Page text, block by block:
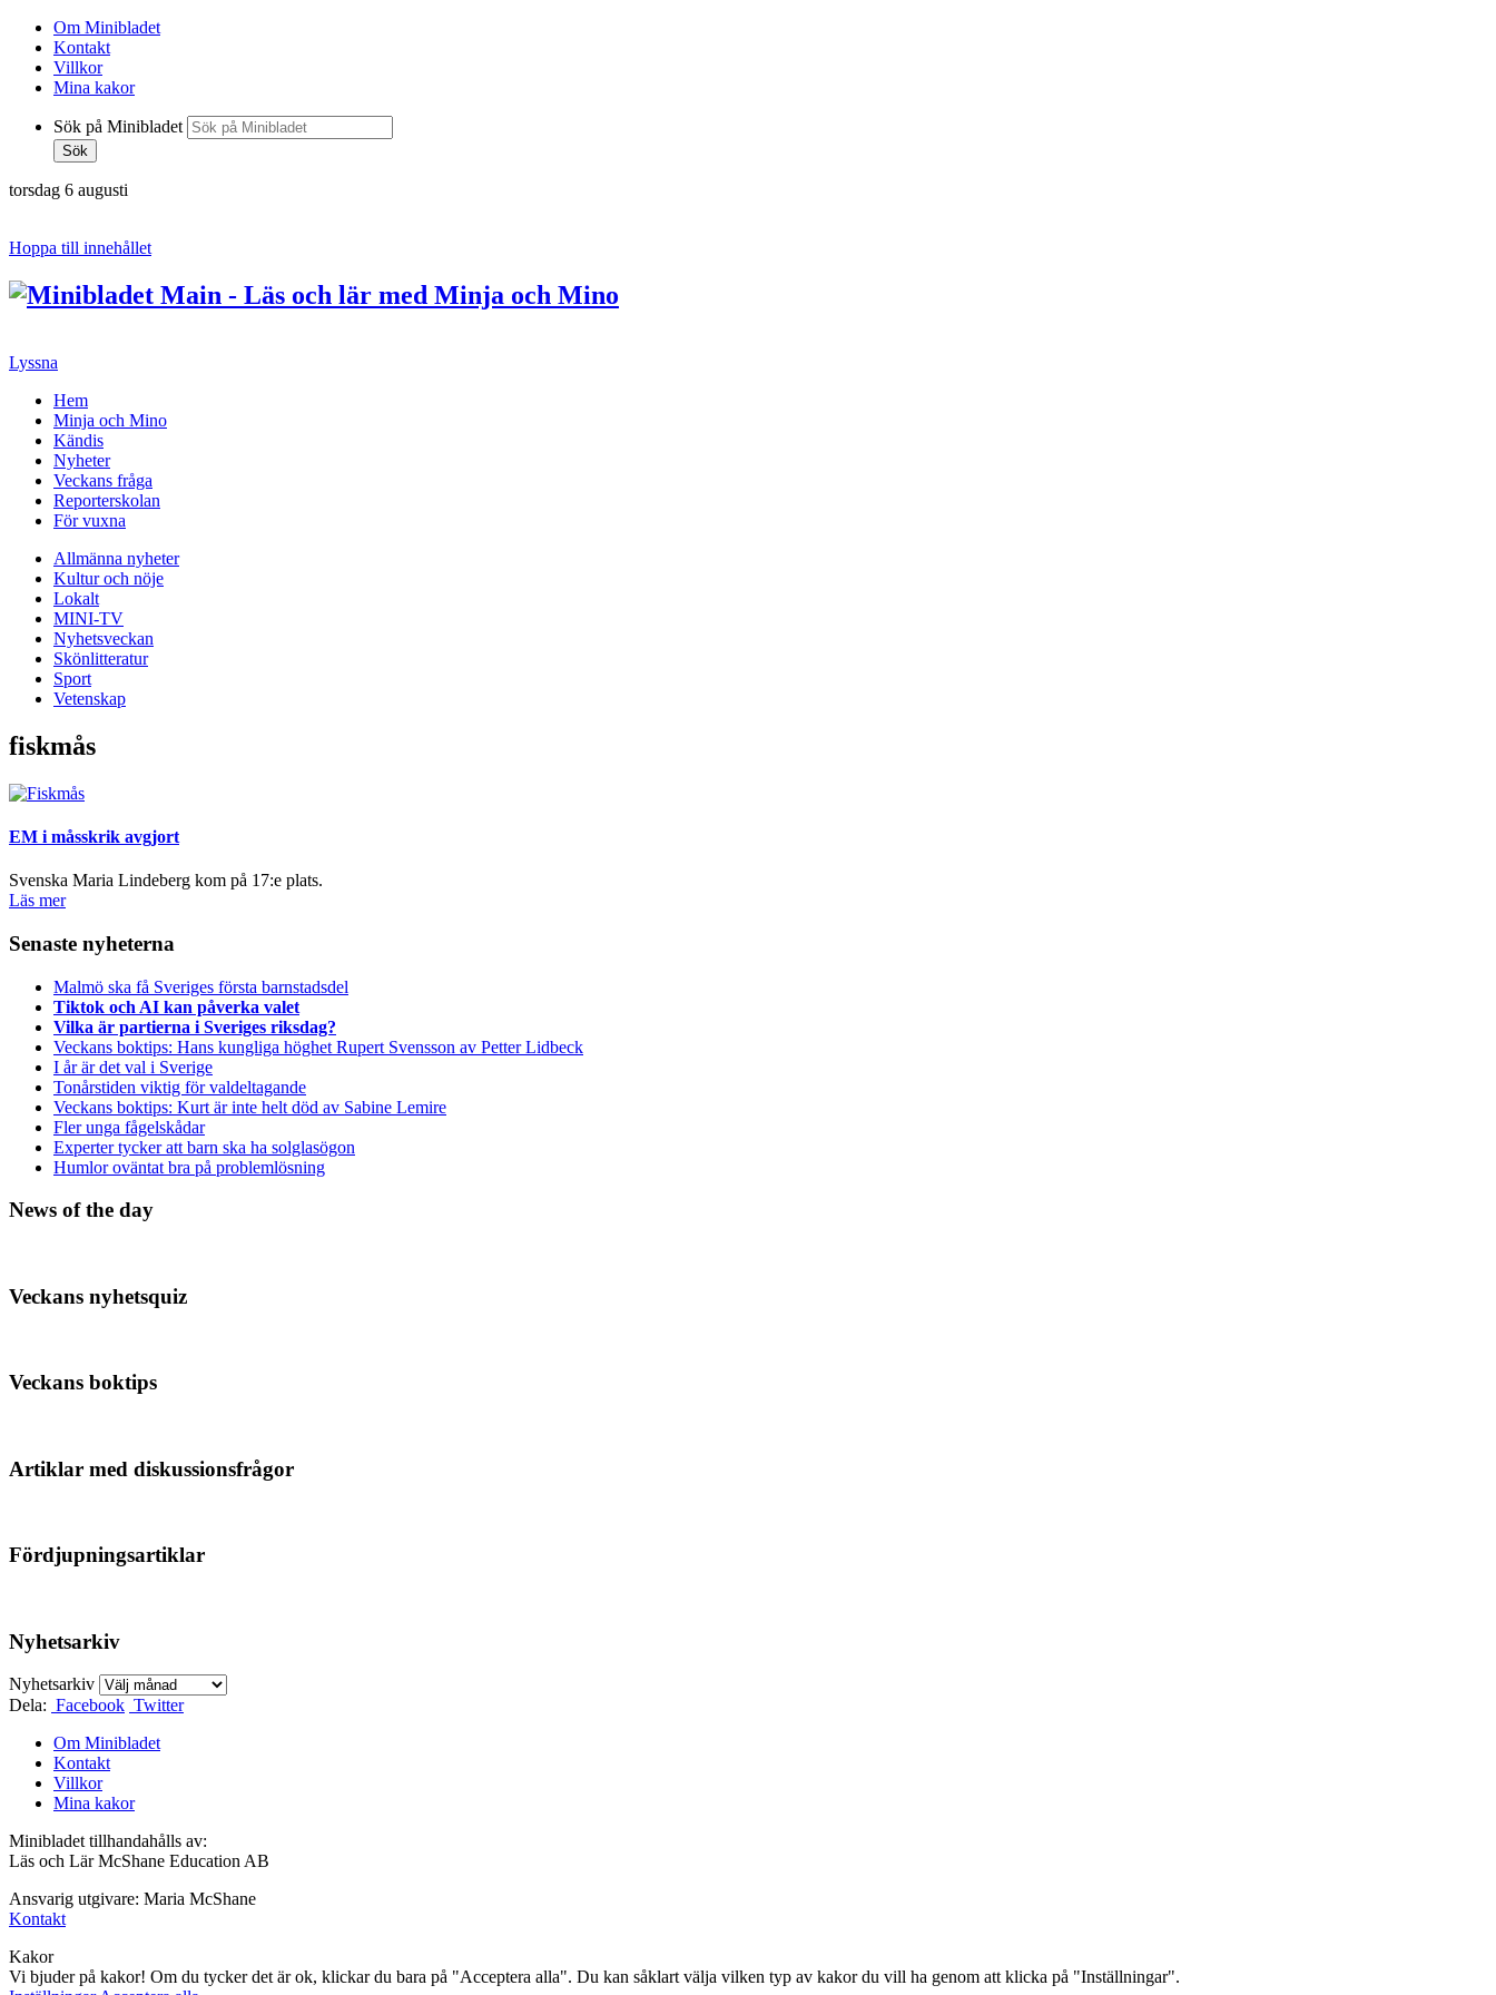
Om Minibladet
Kontakt
Villkor
Mina kakor
Sök på Minibladet
Sök
torsdag 6 augusti
Hoppa till innehållet
Lyssna
Hem
Minja och Mino
Kändis
Nyheter
Veckans fråga
Reporterskolan
För vuxna
Allmänna nyheter
Kultur och nöje
Lokalt
MINI-TV
Nyhetsveckan
Skönlitteratur
Sport
Vetenskap
fiskmås
EM i måsskrik avgjort
Svenska Maria Lindeberg kom på 17:e plats.
Läs mer
Senaste nyheterna
Malmö ska få Sveriges första barnstadsdel
Tiktok och AI kan påverka valet
Vilka är partierna i Sveriges riksdag?
Veckans boktips: Hans kungliga höghet Rupert Svensson av Petter Lidbeck
I år är det val i Sverige
Tonårstiden viktig för valdeltagande
Veckans boktips: Kurt är inte helt död av Sabine Lemire
Fler unga fågelskådar
Experter tycker att barn ska ha solglasögon
Humlor oväntat bra på problemlösning
News of the day
Veckans nyhetsquiz
Veckans boktips
Artiklar med diskussionsfrågor
Fördjupningsartiklar
Nyhetsarkiv
Nyhetsarkiv
Dela: Facebook Twitter
Om Minibladet
Kontakt
Villkor
Mina kakor
Minibladet tillhandahålls av:
Läs och Lär McShane Education AB
Ansvarig utgivare: Maria McShane
Kontakt
Kakor
Vi bjuder på kakor! Om du tycker det är ok, klickar du bara på "Acceptera alla". Du kan såklart välja vilken typ av kakor du vill ha genom att klicka på "Inställningar".